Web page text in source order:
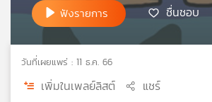
แผนที่
วิทยุ
เครือ
ฟังรายการ ชื่นชอบ
วันที่เผยแพร่ : 11 ธ.ค. 66
เพิ่มในเพลย์ลิสต์ แชร์